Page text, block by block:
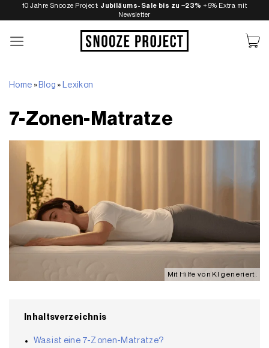
Inhalt
springen
10 Jahre Snooze Project: Jubiläums-Sale bis zu −23% +5% Extra mit
Newsletter
Home » Blog » Lexikon
7-Zonen-Matratze
Mit Hilfe von KI generiert.
Inhaltsverzeichnis
Was ist eine 7-Zonen-Matratze?